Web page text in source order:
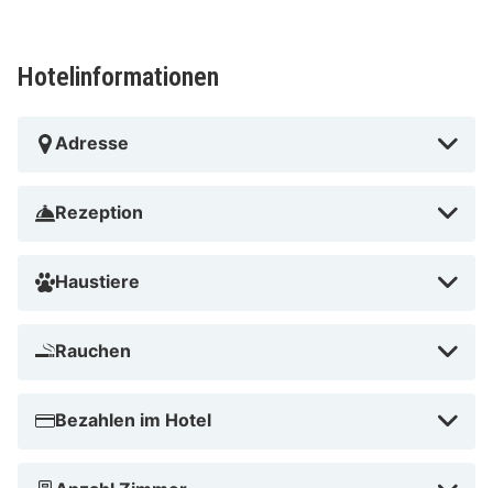
Heimatkundliches Museum – 12,5 km Mozart-
Golfclub am Mondsee – 17,7 km Kapuzinerberg – 17,9
km Der nächstgelegene größere Flughafen ist
Arabella Jagdhof Resort am Fuschlsee in Hof bei
Fuschlsee und eine 7-minütige Fahrt von Salzburgring
von Festung Hohensalzburg und 19,7 km von Mozarts
Hotelinformationen
Adresse
Rezeption
Haustiere
Rauchen
Bezahlen im Hotel